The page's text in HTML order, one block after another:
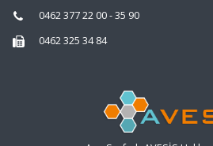
0462 377 22 00 - 35 90
0462 325 34 84